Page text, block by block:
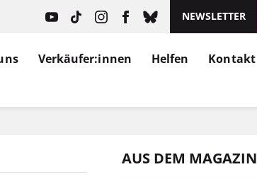
NEWSLETTER
Verkäufer:innen Helfen Kontakt
AUS DEM MAGAZIN